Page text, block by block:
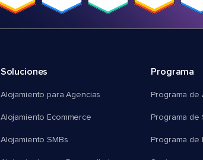
Soluciones
Alojamiento para Agencias
Alojamiento Ecommerce
Alojamiento SMBs
Programa
Programa de
Programa de
Programa de